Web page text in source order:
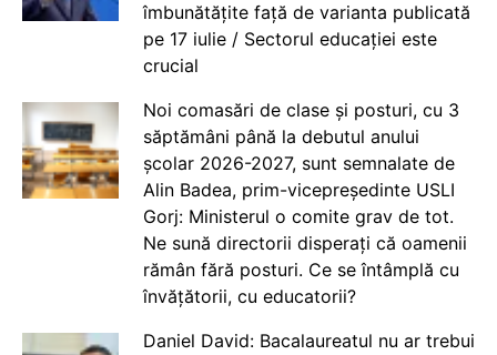
îmbunătățite față de varianta publicată
pe 17 iulie / Sectorul educației este
crucial
Noi comasări de clase și posturi, cu 3
săptămâni până la debutul anului
școlar 2026-2027, sunt semnalate de
Alin Badea, prim-vicepreședinte USLI
Gorj: Ministerul o comite grav de tot.
Ne sună directorii disperați că oamenii
rămân fără posturi. Ce se întâmplă cu
învățătorii, cu educatorii?
Daniel David: Bacalaureatul nu ar trebui